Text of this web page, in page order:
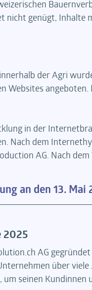
nicht genügt, Inhalte
der Agri
Websites
in der
Nach dem
AG. Nach
an den 13. Mai
2025
AG
über
um seinen Kundinnen